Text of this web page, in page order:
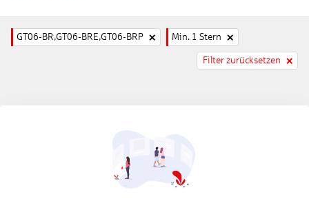
GT06-BR,GT06-BRE,GT06-BRP Min. 1 Stern
Filter zurücksetzen